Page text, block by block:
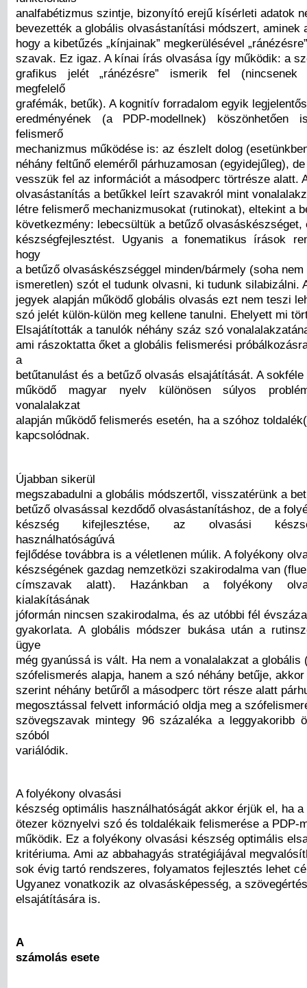
analfabétizmus szintje, bizonyító erejű kísérleti adatok
bevezették a globális olvasástanítási módszert, aminek
hogy a kibetűzés „kínjainak” megkerülésével
szavak. Ez igaz. A kínai írás olvasása így működik: a
grafikus jelét „ránézésre” ismerik fel (nincsenek
megfelelő
grafémák, betűk). A kognitív forradalom egyik
eredményének (a PDP-modellnek) köszönhetően
felismerő
mechanizmus működése is: az észlelt dolog
néhány feltűnő eleméről párhuzamosan (egyidejűleg),
vesszük fel az információt a másodperc törtrésze alatt.
olvasástanítás a betűkkel leírt szavakról mint
létre felismerő mechanizmusokat (rutinokat), eltekint a
következmény: lebecsültük a betűző olvasáskészséget,
készségfejlesztést. Ugyanis a fonematikus írások
hogy
a betűző olvasáskészséggel minden/bármely (soha
ismeretlen) szót el tudunk olvasni, ki tudunk silabizálni.
jegyek alapján működő globális olvasás ezt nem teszi
szó jelét külön-külön meg kellene tanulni. Ehelyett mi
Elsajátították a tanulók néhány száz szó
ami rászoktatta őket a globális felismerési
a
betűtanulást és a betűző olvasás elsajátítását. A
működő magyar nyelv különösen súlyos
vonalalakzat
alapján működő felismerés esetén, ha a szóhoz
kapcsolódnak.
Újabban sikerül
megszabadulni a globális módszertől, visszatérünk a
betűző olvasással kezdődő olvasástanításhoz, de a
készség kifejlesztése, az olvasási
használhatóságúvá
fejlődése továbbra is a véletlenen múlik. A folyékony
készségének gazdag nemzetközi szakirodalma van
címszavak alatt). Hazánkban a folyékony
kialakításának
jóformán nincsen szakirodalma, és az utóbbi fél
gyakorlata. A globális módszer bukása után a
ügye
még gyanússá is vált. Ha nem a vonalalakzat a globális
szófelismerés alapja, hanem a szó néhány betűje,
szerint néhány betűről a másodperc tört része alatt
megosztással felvett információ oldja meg a
szövegszavak mintegy 96 százaléka a leggyakoribb
szóból
variálódik.
A folyékony olvasási
készség optimális használhatóságát akkor érjük el, ha a
ötezer köznyelvi szó és toldalékaik felismerése a PDP-
működik. Ez a folyékony olvasási készség optimális
kritériuma. Ami az abbahagyás stratégiájával
sok évig tartó rendszeres, folyamatos fejlesztés lehet
Ugyanez vonatkozik az olvasásképesség, a
elsajátítására is.
A
számolás esete